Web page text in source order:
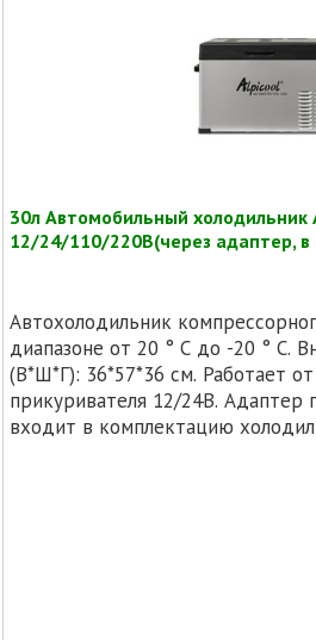
30л Автомобильный холодильник
12/24/110/220В(через адаптер, в
Автохолодильник
диапазоне от 20 ° C до -20 ° C.
(В*Ш*Г): 36*57*36 см. Работает
прикуривателя 12/24В. Адаптер
входит в комплектацию